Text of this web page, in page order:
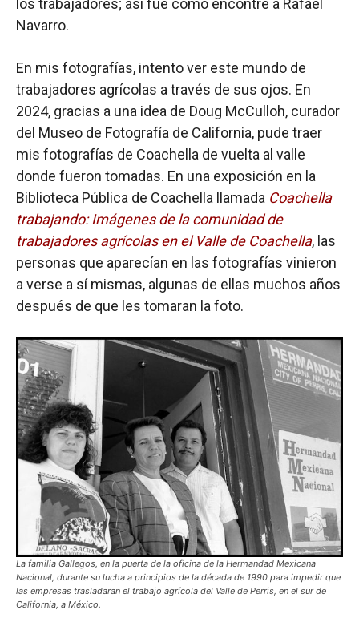
los trabajadores; así fue como encontré a Rafael
Navarro.
En mis fotografías, intento ver este mundo de
trabajadores agrícolas a través de sus ojos. En
2024, gracias a una idea de Doug McCulloh, curador
del Museo de Fotografía de California, pude traer
mis fotografías de Coachella de vuelta al valle
donde fueron tomadas. En una exposición en la
Biblioteca Pública de Coachella llamada Coachella
trabajando: Imágenes de la comunidad de
trabajadores agrícolas en el Valle de Coachella, las
personas que aparecían en las fotografías vinieron
a verse a sí mismas, algunas de ellas muchos años
después de que les tomaran la foto.
La familia Gallegos, en la puerta de la oficina de la Hermandad Mexicana
Nacional, durante su lucha a principios de la década de 1990 para impedir que
las empresas trasladaran el trabajo agrícola del Valle de Perris, en el sur de
California, a México.